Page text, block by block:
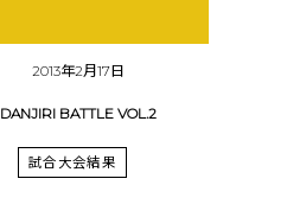
2013年2月17日
DANJIRI BATTLE VOL.2
試合大会結果